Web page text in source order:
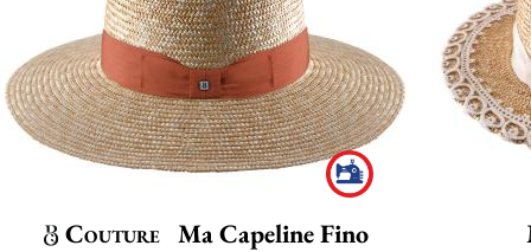
Couture Ma Capeline Fino